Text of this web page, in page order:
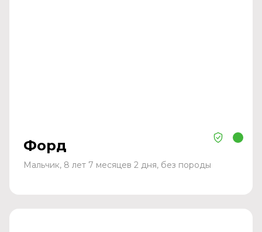
Форд
Мальчик, 8 лет 7 месяцев 2 дня, без породы